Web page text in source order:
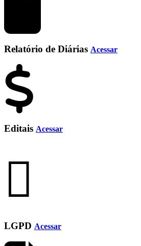
Relatório de Diárias Acessar
Editais Acessar
LGPD Acessar